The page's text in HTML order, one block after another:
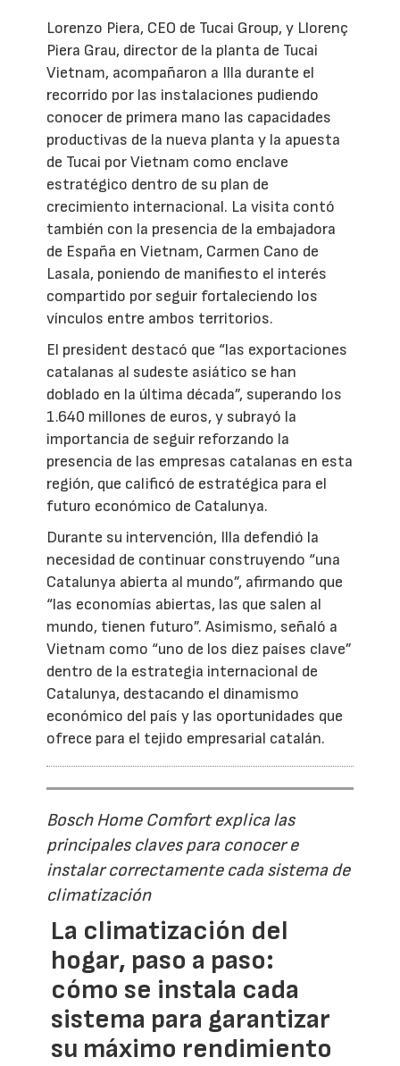
Lorenzo Piera, CEO de Tucai Group, y Llorenç
Piera Grau, director de la planta de Tucai
Vietnam, acompañaron a Illa durante el
recorrido por las instalaciones pudiendo
conocer de primera mano las capacidades
productivas de la nueva planta y la apuesta
de Tucai por Vietnam como enclave
estratégico dentro de su plan de
crecimiento internacional. La visita contó
también con la presencia de la embajadora
de España en Vietnam, Carmen Cano de
Lasala, poniendo de manifiesto el interés
compartido por seguir fortaleciendo los
vínculos entre ambos territorios.
El president destacó que “las exportaciones
catalanas al sudeste asiático se han
doblado en la última década”, superando los
1.640 millones de euros, y subrayó la
importancia de seguir reforzando la
presencia de las empresas catalanas en esta
región, que calificó de estratégica para el
futuro económico de Catalunya.
Durante su intervención, Illa defendió la
necesidad de continuar construyendo “una
Catalunya abierta al mundo”, afirmando que
“las economías abiertas, las que salen al
mundo, tienen futuro”. Asimismo, señaló a
Vietnam como “uno de los diez países clave”
dentro de la estrategia internacional de
Catalunya, destacando el dinamismo
económico del país y las oportunidades que
ofrece para el tejido empresarial catalán.
Bosch Home Comfort explica las
principales claves para conocer e
instalar correctamente cada sistema de
climatización
La climatización del
hogar, paso a paso:
cómo se instala cada
sistema para garantizar
su máximo rendimiento